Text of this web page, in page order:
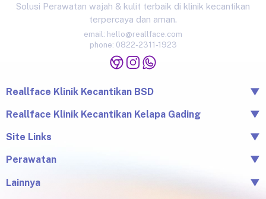
Solusi Perawatan wajah & kulit terbaik di klinik kecantikan
terpercaya dan aman.
email: hello@reallface.com
phone: 0822-2311-1923
Reallface Klinik Kecantikan BSD
▼
Banten 15345
0822-2311-1923
Reallface Klinik Kecantikan Kelapa Gading
▼
Gading, Jkt Utara, Daerah Khusus Ibukota Jakarta 14240
0813-1581-1448
Site Links
▼
Beranda
Perawatan
Perawatan
▼
Juvelook
Facial & LHALA Peel
Lainnya
▼